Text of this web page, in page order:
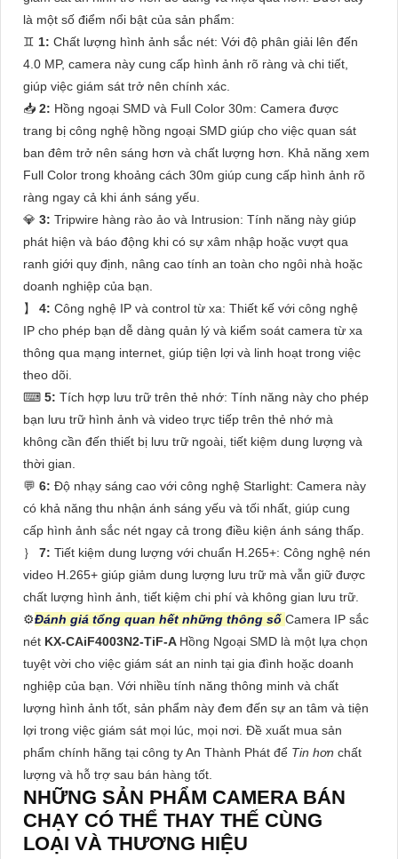
là một số điểm nổi bật của sản phẩm:
♊ 1: Chất lượng hình ảnh sắc nét: Với độ phân giải lên đến
4.0 MP, camera này cung cấp hình ảnh rõ ràng và chi tiết,
giúp việc giám sát trở nên chính xác.
📥 2: Hồng ngoại SMD và Full Color 30m: Camera được
trang bị công nghệ hồng ngoại SMD giúp cho việc quan sát
ban đêm trở nên sáng hơn và chất lượng hơn. Khả năng xem
Full Color trong khoảng cách 30m giúp cung cấp hình ảnh rõ
ràng ngay cả khi ánh sáng yếu.
💎 3: Tripwire hàng rào ảo và Intrusion: Tính năng này giúp
phát hiện và báo động khi có sự xâm nhập hoặc vượt qua
ranh giới quy định, nâng cao tính an toàn cho ngôi nhà hoặc
doanh nghiệp của bạn.
】 4: Công nghệ IP và control từ xa: Thiết kế với công nghệ
IP cho phép bạn dễ dàng quản lý và kiểm soát camera từ xa
thông qua mạng internet, giúp tiện lợi và linh hoạt trong việc
theo dõi.
⌨ 5: Tích hợp lưu trữ trên thẻ nhớ: Tính năng này cho phép
bạn lưu trữ hình ảnh và video trực tiếp trên thẻ nhớ mà
không cần đến thiết bị lưu trữ ngoài, tiết kiệm dung lượng và
thời gian.
️💬 6: Độ nhạy sáng cao với công nghệ Starlight: Camera này
có khả năng thu nhận ánh sáng yếu và tối nhất, giúp cung
cấp hình ảnh sắc nét ngay cả trong điều kiện ánh sáng thấp.
｝ 7: Tiết kiệm dung lượng với chuẩn H.265+: Công nghệ nén
video H.265+ giúp giảm dung lượng lưu trữ mà vẫn giữ được
chất lượng hình ảnh, tiết kiệm chi phí và không gian lưu trữ.
⚙Đánh giá tổng quan hết những thông số Camera IP sắc
nét KX-CAiF4003N2-TiF-A Hồng Ngoại SMD là một lựa chọn
tuyệt vời cho việc giám sát an ninh tại gia đình hoặc doanh
nghiệp của bạn. Với nhiều tính năng thông minh và chất
lượng hình ảnh tốt, sản phẩm này đem đến sự an tâm và tiện
lợi trong việc giám sát mọi lúc, mọi nơi. Đề xuất mua sản
phẩm chính hãng tại công ty An Thành Phát để Tin hơn chất
lượng và hỗ trợ sau bán hàng tốt.
NHỮNG SẢN PHẨM CAMERA BÁN
CHẠY CÓ THỂ THAY THẾ CÙNG
LOẠI VÀ THƯƠNG HIỆU